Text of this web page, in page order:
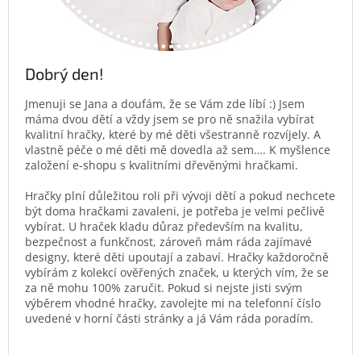
Dobrý den!
Jmenuji se Jana a doufám, že se Vám zde líbí :) Jsem
máma dvou dětí a vždy jsem se pro ně snažila vybírat
kvalitní hračky, které by mé děti všestranně rozvíjely. A
vlastně péče o mé děti mě dovedla až sem…. K myšlence
založení e-shopu s kvalitními dřevěnými hračkami.
Hračky plní důležitou roli při vývoji dětí a pokud nechcete
být doma hračkami zavaleni, je potřeba je velmi pečlivě
vybírat. U hraček kladu důraz především na kvalitu,
bezpečnost a funkčnost, zároveň mám ráda zajímavé
designy, které děti upoutají a zabaví. Hračky každoročně
vybírám z kolekcí ověřených značek, u kterých vím, že se
za ně mohu 100% zaručit. Pokud si nejste jisti svým
výběrem vhodné hračky, zavolejte mi na telefonní číslo
uvedené v horní části stránky a já Vám ráda poradím.